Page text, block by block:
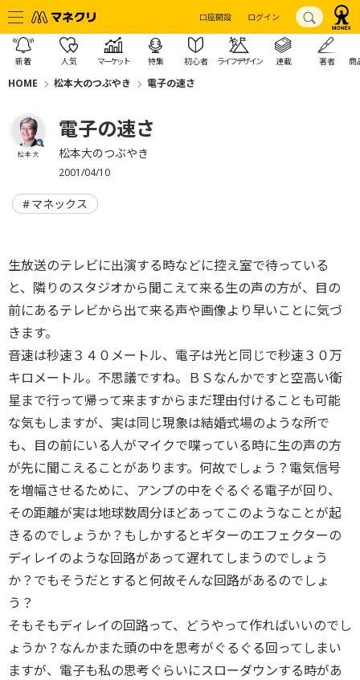
口座開設 ログイン
新着 人気 マーケット 特集 初心者 ライフデザイン 連載 著者 商
HOME 松本大のつぶやき 電子の速さ
松本 大
電子の速さ
松本大のつぶやき
2001/04/10
マネックス
生放送のテレビに出演する時などに控え室で待っている
と、隣りのスタジオから聞こえて来る生の声の方が、目の
前にあるテレビから出て来る声や画像より早いことに気づ
きます。
音速は秒速３４０メートル、電子は光と同じで秒速３０万
キロメートル。不思議ですね。ＢＳなんかですと空高い衛
星まで行って帰って来ますからまだ理由付けることも可能
な気もしますが、実は同じ現象は結婚式場のような所で
も、目の前にいる人がマイクで喋っている時に生の声の方
が先に聞こえることがあります。何故でしょう？電気信号
を増幅させるために、アンプの中をぐるぐる電子が回り、
その距離が実は地球数周分ほどあってこのようなことが起
きるのでしょうか？もしかするとギターのエフェクターの
ディレイのような回路があって遅れてしまうのでしょう
か？でもそうだとすると何故そんな回路があるのでしょ
う？
そもそもディレイの回路って、どうやって作ればいいのでし
ょうか？なんかまた頭の中を思考がぐるぐる回ってしまい
ますが、電子も私の思考ぐらいにスローダウンする時があ